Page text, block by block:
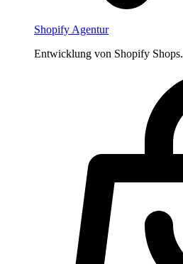
Shopify Agentur
Entwicklung von Shopify Shops.